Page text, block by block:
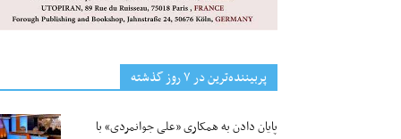
پربیننده‌ترین‌ در ۷ روز گذشته
پایان دادن به همکاری «علی جوانمردی» با